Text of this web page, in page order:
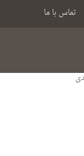
تماس با ما